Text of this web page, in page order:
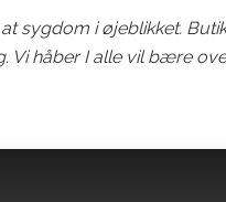
sygdom i øjeblikket.
håber I alle vil bære